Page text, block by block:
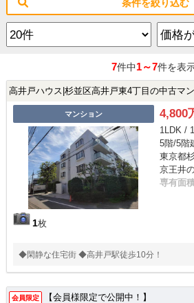
条件を絞り込む
7件中1～7件を表
高井戸ハウス|杉並区高井戸東4丁目の中古マ
マンション
1枚
4,800
1LDK /
5階/5階
東京都
京王井
専有面
◆閑静な住宅街 ◆高井戸駅徒歩10分！
会員限定 【会員様限定で公開中！】